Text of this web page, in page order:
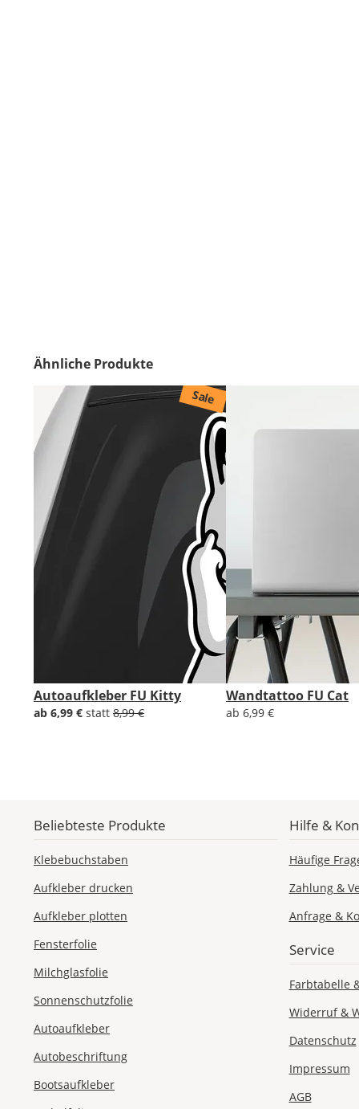
Ähnliche Produkte
Sale
Autoaufkleber FU Kitty
ab 6,99 € statt 8,99 €
Wandtattoo FU Cat
ab 6,99 €
Beliebteste Produkte
Klebebuchstaben
Aufkleber drucken
Aufkleber plotten
Fensterfolie
Milchglasfolie
Sonnenschutzfolie
Autoaufkleber
Autobeschriftung
Bootsaufkleber
Hilfe &
Häufige
Zahlung &
Anfrage &
Service
Farbtabelle
Widerruf &
Datenschutz
Impressum
AGB